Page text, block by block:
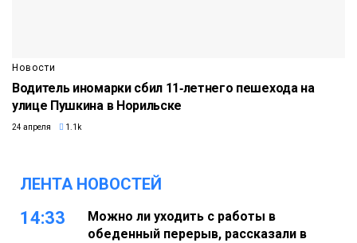
Новости
Водитель иномарки сбил 11‑летнего пешехода на
улице Пушкина в Норильске
24 апреля 1.1k
ЛЕНТА НОВОСТЕЙ
14:33
Можно ли уходить с работы в
обеденный перерыв, рассказали в